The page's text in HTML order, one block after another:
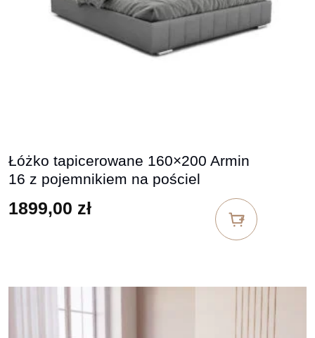
Łóżko tapicerowane 160×200 Armin
16 z pojemnikiem na pościel
1899,00 zł